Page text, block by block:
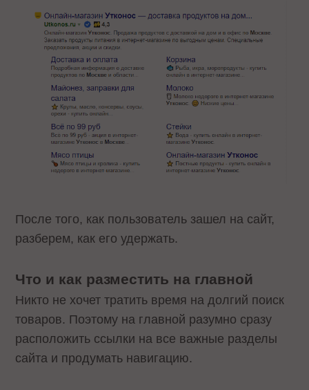
После того, как пользователь зашел на сайт,
разберем, как его удержать.
Что и как разместить на главной
Никто не хочет тратить время на долгий поиск
товаров. Поэтому на главной разумно сразу
расположить ссылки на все важные разделы
сайта и продумать навигацию.